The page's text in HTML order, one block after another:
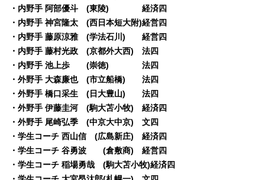
・内野手 阿部優斗 (東陵) 経済四
・内野手 神宮隆太 (西日本短大附)経営四
・内野手 藤原涼雅 (学法石川) 経営四
・内野手 藤村光政 (京都外大西) 法四
・内野手 池上歩 (崇徳) 法四
・外野手 大森廉也 (市立船橋) 法四
・外野手 橋口采生 (日大豊山) 法四
・外野手 伊藤圭河 (駒大苫小牧) 経済四
・外野手 尾崎弘季 (中京大中京) 文四
・学生コーチ 西山信 (広島新庄) 経済四
・学生コーチ 谷勇波 (倉敷商) 経営四
・学生コーチ 稲場勇哉 (駒大苫小牧)経済四